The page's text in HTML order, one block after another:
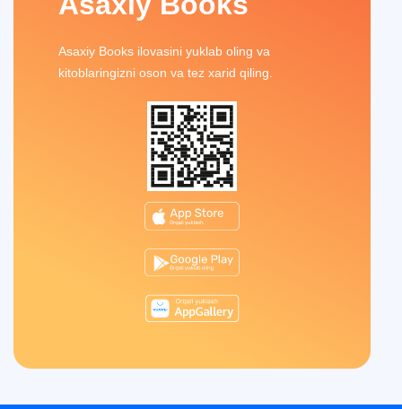
Asaxiy Books ilovasini yuklab oling va
kitoblaringizni oson va tez xarid qiling.